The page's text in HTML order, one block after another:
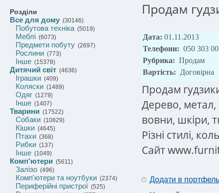
Розділи
Все для дому (30146)
Побутова техніка(5019)
Меблі (6073)
Предмети побуту (2697)
Рослини (773)
Інше (15378)
Дитячий світ (4636)
Іграшки (409)
Коляски (1489)
Одяг (1279)
Інше (1407)
Тварини (17522)
Собаки (10829)
Кішки (4645)
Птахи (368)
Рибки (137)
Інше (1049)
Комп'ютери (5611)
Залізо (496)
Комп'ютери та ноутбуки (2374)
Периферійні пристрої (525)
Продам
Дата: 01.11.2013
Телефони: 050 303
Рубрика: Продам
Вартість: Договірна
Продам
Дерево, метал,
вовни, шкіри,
Різні стилі,
Сайт
Додати в портфель